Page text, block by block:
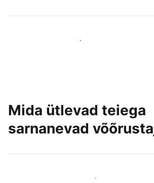
Jõua juba täna uute külastajateni
Mida ütlevad teiega
sarnanevad
Liitu endaga sarnanevate